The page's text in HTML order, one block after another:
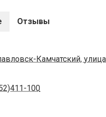
Отзывы
Камчатский,
100